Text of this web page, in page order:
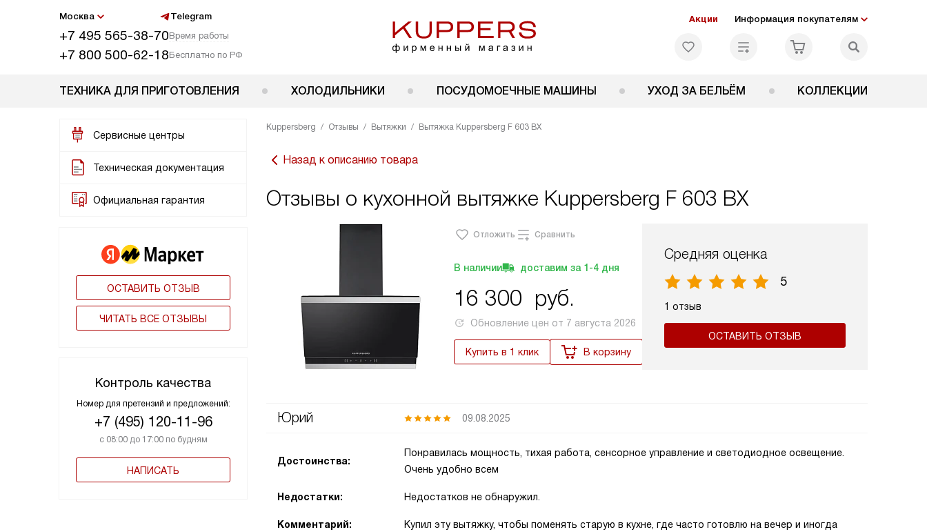
Москва Telegram
+7 495 565-38-70Время работы
+7 800 500-62-18Бесплатно по РФ
Акции Информация покупателям
ТЕХНИКА ДЛЯ ПРИГОТОВЛЕНИЯ ХОЛОДИЛЬНИКИ ПОСУДОМОЕЧНЫЕ МАШИНЫ УХОД ЗА БЕЛЬЁМ КОЛЛЕКЦИИ
Сервисные центры
Техническая документация
Официальная гарантия
ОСТАВИТЬ ОТЗЫВ
ЧИТАТЬ ВСЕ ОТЗЫВЫ
Контроль качества
Номер для претензий и предложений:
+7 (495) 120-11-96
с 08:00 до 17:00 по будням
НАПИСАТЬ
Kuppersberg Отзывы Вытяжки Вытяжка Kuppersberg F 603 BX
Назад к описанию товара
Отзывы о кухонной вытяжке Kuppersberg F 603 BX
Отложить Сравнить
В наличии доставим за 1-4 дня
16 300 руб.
Обновление цен от 7 августа 2026
Купить в 1 клик В корзину
Средняя оценка
5
1 отзыв
ОСТАВИТЬ ОТЗЫВ
Юрий 09.08.2025
Достоинства:
Понравилась мощность, тихая работа, сенсорное управление и светодиодное освещение.
Очень удобно всем
Недостатки: Недостатков не обнаружил.
Комментарий:
Купил эту вытяжку, чтобы поменять старую в кухне, где часто готовлю на вечер и иногда